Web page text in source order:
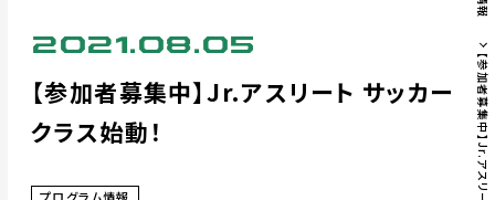
2021.08.05
【参加者募集中】Jr.アスリート サッカー
クラス始動！
プログラム情報